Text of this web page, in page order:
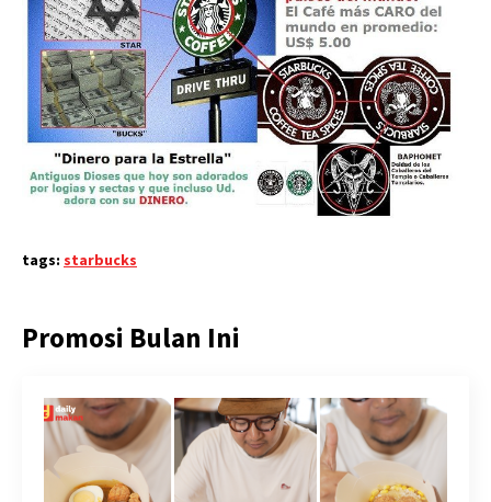
tags: starbucks
Promosi Bulan Ini